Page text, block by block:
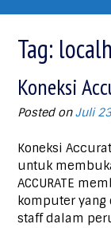
Tag:
Koneksi
Posted onJuli
Koneksi
untuk
ACCURATE
komputer yang
staff dalam